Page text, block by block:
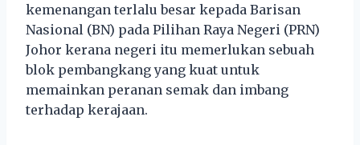
kemenangan terlalu besar kepada Barisan
Nasional (BN) pada Pilihan Raya Negeri (PRN)
Johor kerana negeri itu memerlukan sebuah
blok pembangkang yang kuat untuk
memainkan peranan semak dan imbang
terhadap kerajaan.